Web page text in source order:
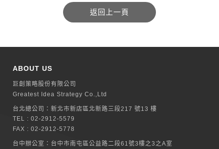
ABOUT US
巨創策略股份有限公司
Greatest Idea Strategy Co.,Ltd
台北總公司：新北巿新店區北新路三段217 號13 樓
TEL :02-2912-5579
FAX : 02-2912-5778
台中辦公室： 台中市南屯區公益路二段61號3樓之3之A室